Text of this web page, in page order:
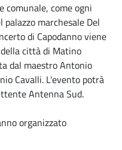
comunale, come ogni
marchesale Del
di Capodanno viene
città di Matino
dal maestro Antonio
Cavalli. L'evento potrà
Antenna Sud.
organizzato